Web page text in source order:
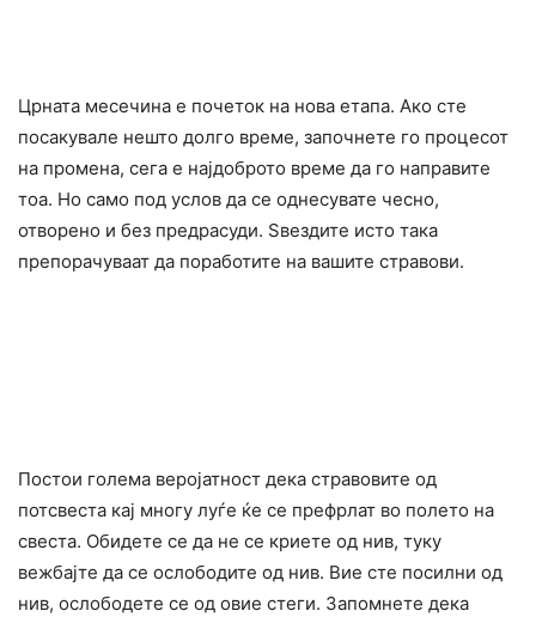
Црната месечина е почеток на нова етапа. Ако сте
поcaкувале нешто долго време, започнете го процесот
на промена, сега е најдоброто време да го направите
тоа. Но само под услов да се однесувате чесно,
отворено и без предрасуди. Ѕвездите исто така
препорачуваат да поработите на вашите cтpaвови.
Постои голема веројатност дека cтpaвовите од
потсвеста кај многу луѓе ќе се префрлат во полето на
свеста. Обидете се да не се криете од нив, туку
вежбајте да се ocлободите од нив. Вие сте посилни од
нив, ocлободете се од овие стеги. Запомнете дека